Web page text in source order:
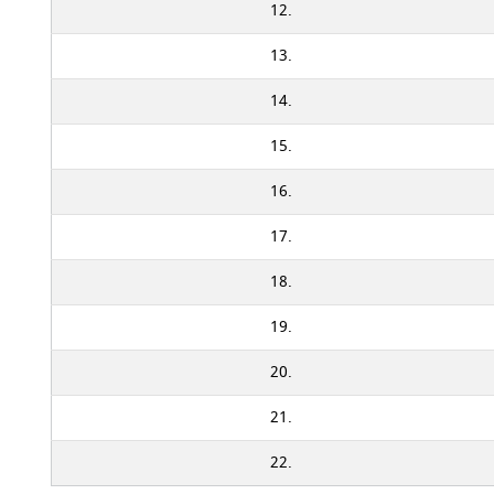
12.
13.
14.
15.
16.
17.
18.
19.
20.
21.
22.